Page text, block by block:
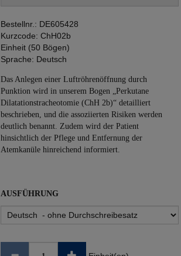
Bestellnr.: DE605428
Kurzcode: ChH02b
Einheit (50 Bögen)
Sprache: Deutsch
Das Anlegen einer Luftröhrenöffnung durch
Punktion wird in unserem Bogen „Perkutane
Dilatationstracheotomie (ChH 2b)“ detailliert
beschrieben, und die assoziierten Risiken werden
deutlich benannt. Zudem wird der Patient
hinsichtlich der Pflege und Entfernung der
Atemkanüle hinreichend informiert.
AUSFÜHRUNG